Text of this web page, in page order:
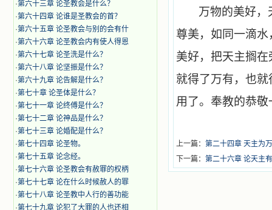
·第六十三章 论圣教会是什么？
·第六十四章 论谁是圣教会的首？
·第六十五章 论圣教会与别的会有什
·第六十六章 论圣教会内有使人得恩
·第六十七章 论圣洗是什么？
·第六十八章 论坚振是什么？
·第六十九章 论告解是什么？
·第七十章 论圣体是什么？
·第七十一章 论终傅是什么？
·第七十二章 论神品是什么？
·第七十三章 论婚配是什么？
·第七十四章 论圣物。
·第七十五章 论念经。
·第七十六章 论圣教会有赦罪的权柄
·第七十七章 论在什么时候赦人的罪
·第七十八章 论圣教中人行的善功能
·第七十九章 论犯了大罪的人也还相
万物的美好，
尊美，如同一滴
美好，把天主搁在
就得了万有，也
用了。奉教的恭
上一篇： 第二十四章 天主为
下一篇： 第二十六章 论天主